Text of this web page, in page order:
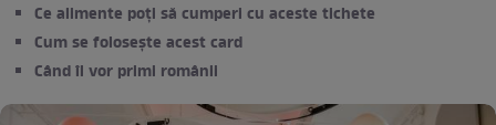
Ce alimente poți să cumperi cu aceste tichete
Cum se folosește acest card
Când îl vor primi românii